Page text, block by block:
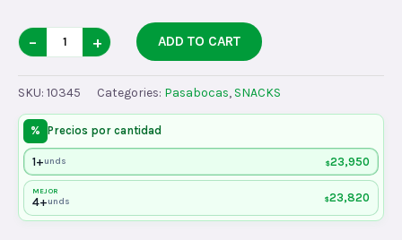
PAPAS
ONDULADA
MAYOx12
quantity
− + ADD TO CART
SKU: 10345 Categories: Pasabocas, SNACKS
% Precios por cantidad
1+unds $23,950
MEJOR
4+unds $23,820